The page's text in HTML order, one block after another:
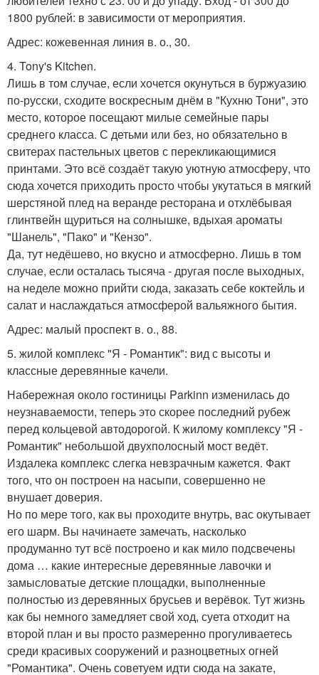
1800 рублей: в зависимости от мероприятия.
Адрес: кожевенная линия в. о., 30.
4. Tony's Kitchen.
Лишь в том случае, если хочется окунуться в буржуазию
по-русски, сходите воскресным днём в "Кухню Тони", это
место, которое посещают милые семейные пары
среднего класса. С детьми или без, но обязательно в
свитерах пастельных цветов с перекликающимися
принтами. Это всё создаёт такую уютную атмосферу, что
сюда хочется приходить просто чтобы укутаться в мягкий
шерстяной плед на веранде ресторана и отхлёбывая
глинтвейн щуриться на солнышке, вдыхая ароматы
"Шанель", "Пако" и "Кензо".
Да, тут недёшево, но вкусно и атмосферно. Лишь в том
случае, если осталась тысяча - другая после выходных,
на неделе можно прийти сюда, заказать себе коктейль и
салат и наслаждаться атмосферой вальяжного бытия.
Адрес: малый проспект в. о., 88.
5. жилой комплекс "Я - Романтик": вид с высоты и
классные деревянные качели.
Набережная около гостиницы Parkinn изменилась до
неузнаваемости, теперь это скорее последний рубеж
перед кольцевой автодорогой. К жилому комплексу "Я -
Романтик" небольшой двухполосный мост ведёт.
Издалека комплекс слегка невзрачным кажется. Факт
того, что он построен на насыпи, совершенно не
внушает доверия.
Но по мере того, как вы проходите внутрь, вас окутывает
его шарм. Вы начинаете замечать, насколько
продуманно тут всё построено и как мило подсвечены
дома … какие интересные деревянные лавочки и
замысловатые детские площадки, выполненные
полностью из деревянных брусьев и верёвок. Тут жизнь
как бы немного замедляет свой ход, суета отходит на
второй план и вы просто размеренно прогуливаетесь
среди красивых сооружений и разноцветных огней
"Романтика". Очень советуем идти сюда на закате,